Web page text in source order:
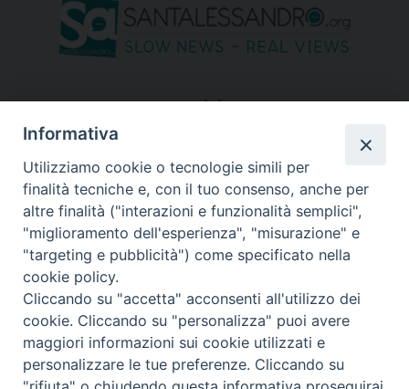
seguici su
Informativa
Utilizziamo cookie o tecnologie simili per
finalità tecniche e, con il tuo consenso, anche per
altre finalità ("interazioni e funzionalità semplici",
"miglioramento dell'esperienza", "misurazione" e
"targeting e pubblicità") come specificato nella
cookie policy.
Cliccando su "accetta" acconsenti all'utilizzo dei
cookie. Cliccando su "personalizza" puoi avere
maggiori informazioni sui cookie utilizzati e
personalizzare le tue preferenze. Cliccando su